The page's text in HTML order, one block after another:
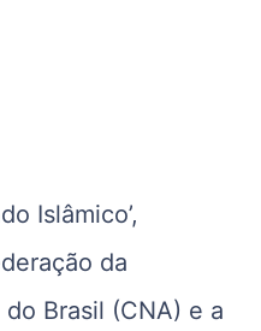
Islâmico’,
da
Brasil (CNA) e a